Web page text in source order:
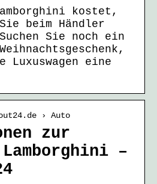
kostet,
beim Händler
Sie noch ein
Luxuswagen eine
› Auto
zur
–